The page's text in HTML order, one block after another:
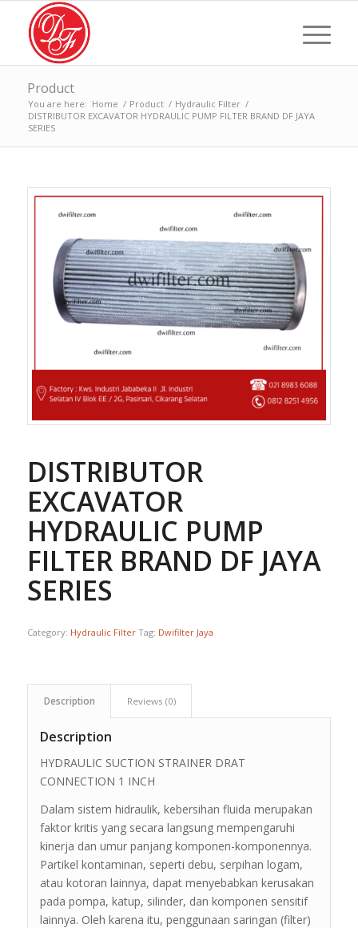
Product
You are here: Home / Product / Hydraulic Filter /
DISTRIBUTOR EXCAVATOR HYDRAULIC PUMP FILTER BRAND DF JAYA
SERIES
DISTRIBUTOR
EXCAVATOR
HYDRAULIC PUMP
FILTER BRAND DF JAYA
SERIES
Category: Hydraulic Filter Tag: Dwifilter Jaya
Description Reviews (0)
Description
HYDRAULIC SUCTION STRAINER DRAT
CONNECTION 1 INCH
Dalam sistem hidraulik, kebersihan fluida merupakan
faktor kritis yang secara langsung mempengaruhi
kinerja dan umur panjang komponen-komponennya.
Partikel kontaminan, seperti debu, serpihan logam,
atau kotoran lainnya, dapat menyebabkan kerusakan
pada pompa, katup, silinder, dan komponen sensitif
lainnya. Oleh karena itu, penggunaan saringan (filter)